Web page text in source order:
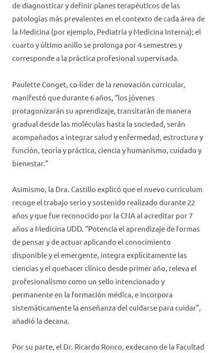
de diagnosticar y definir planes terapéuticos de las
patologías más prevalentes en el contexto de cada área de
la Medicina (por ejemplo, Pediatría y Medicina Interna); el
cuarto y último anillo se prolonga por 4 semestres y
corresponde a la práctica profesional supervisada.
Paulette Conget, co-líder de la renovación curricular,
manifestó que durante 6 años, “los jóvenes
protagonizarán su aprendizaje, transitarán de manera
gradual desde las moléculas hasta la sociedad, serán
acompañados a integrar salud y enfermedad, estructura y
función, teoría y práctica, ciencia y humanismo, cuidado y
bienestar.”
Asimismo, la Dra. Castillo explicó que el nuevo curriculum
recoge el trabajo serio y sostenido realizado durante 22
años y que fue reconocido por la CNA al acreditar por 7
años a Medicina UDD. “Potencia el aprendizaje de formas
de pensar y de actuar aplicando el conocimiento
disponible y el emergente, integra explícitamente las
ciencias y el quehacer clínico desde primer año, releva el
profesionalismo como un sello intencionado y
permanente en la formación médica, e incorpora
sistemáticamente la enseñanza del cuidarse para cuidar”,
añadió la decana.
Por su parte, el Dr. Ricardo Ronco, exdecano de la Facultad